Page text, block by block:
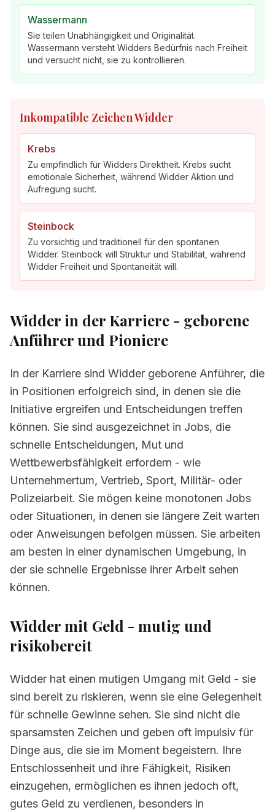
Wassermann
Sie teilen Unabhängigkeit und Originalität.
Wassermann versteht Widders Bedürfnis nach Freiheit
und versucht nicht, sie zu kontrollieren.
Inkompatible Zeichen Widder
Krebs
Zu empfindlich für Widders Direktheit. Krebs sucht
emotionale Sicherheit, während Widder Aktion und
Aufregung sucht.
Steinbock
Zu vorsichtig und traditionell für den spontanen
Widder. Steinbock will Struktur und Stabilität, während
Widder Freiheit und Spontaneität will.
Widder in der Karriere - geborene
Anführer und Pioniere
In der Karriere sind Widder geborene Anführer, die
in Positionen erfolgreich sind, in denen sie die
Initiative ergreifen und Entscheidungen treffen
können. Sie sind ausgezeichnet in Jobs, die
schnelle Entscheidungen, Mut und
Wettbewerbsfähigkeit erfordern - wie
Unternehmertum, Vertrieb, Sport, Militär- oder
Polizeiarbeit. Sie mögen keine monotonen Jobs
oder Situationen, in denen sie längere Zeit warten
oder Anweisungen befolgen müssen. Sie arbeiten
am besten in einer dynamischen Umgebung, in
der sie schnelle Ergebnisse ihrer Arbeit sehen
können.
Widder mit Geld - mutig und
risikobereit
Widder hat einen mutigen Umgang mit Geld - sie
sind bereit zu riskieren, wenn sie eine Gelegenheit
für schnelle Gewinne sehen. Sie sind nicht die
sparsamsten Zeichen und geben oft impulsiv für
Dinge aus, die sie im Moment begeistern. Ihre
Entschlossenheit und ihre Fähigkeit, Risiken
einzugehen, ermöglichen es ihnen jedoch oft,
gutes Geld zu verdienen, besonders in